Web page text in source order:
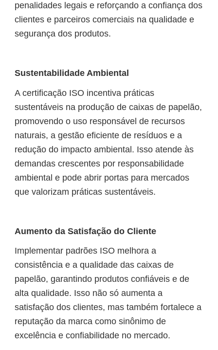
penalidades legais e reforçando a confiança dos
clientes e parceiros comerciais na qualidade e
segurança dos produtos.
Sustentabilidade Ambiental
A certificação ISO incentiva práticas
sustentáveis na produção de caixas de papelão,
promovendo o uso responsável de recursos
naturais, a gestão eficiente de resíduos e a
redução do impacto ambiental. Isso atende às
demandas crescentes por responsabilidade
ambiental e pode abrir portas para mercados
que valorizam práticas sustentáveis.
Aumento da Satisfação do Cliente
Implementar padrões ISO melhora a
consistência e a qualidade das caixas de
papelão, garantindo produtos confiáveis e de
alta qualidade. Isso não só aumenta a
satisfação dos clientes, mas também fortalece a
reputação da marca como sinônimo de
excelência e confiabilidade no mercado.